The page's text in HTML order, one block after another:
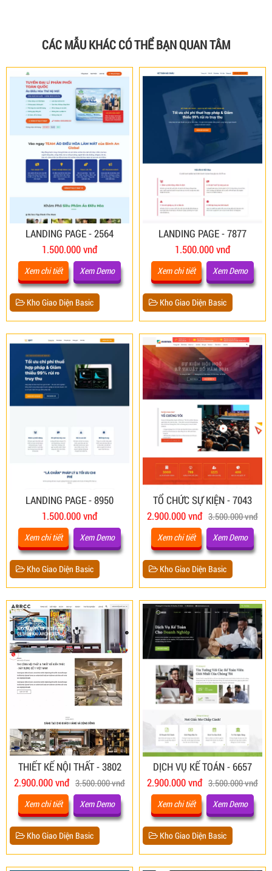
CÁC MẪU KHÁC CÓ THỂ BẠN QUAN TÂM
LANDING PAGE - 2564
1.500.000 vnđ
Xem chi tiết Xem Demo
Kho Giao Diện Basic
LANDING PAGE - 7877
1.500.000 vnđ
Xem chi tiết Xem Demo
Kho Giao Diện Basic
LANDING PAGE - 8950
1.500.000 vnđ
Xem chi tiết Xem Demo
Kho Giao Diện Basic
TỔ CHỨC SỰ KIỆN - 7043
2.900.000 vnđ 3.500.000 vnđ
Xem chi tiết Xem Demo
Kho Giao Diện Basic
THIẾT KẾ NỘI THẤT - 3802
2.900.000 vnđ 3.500.000 vnđ
Xem chi tiết Xem Demo
Kho Giao Diện Basic
DỊCH VỤ KẾ TOÁN - 6657
2.900.000 vnđ 3.500.000 vnđ
Xem chi tiết Xem Demo
Kho Giao Diện Basic